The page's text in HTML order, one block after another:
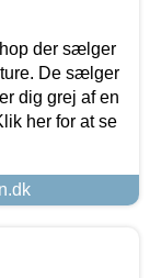
der sælger
De sælger
dig grej af en
her for at se